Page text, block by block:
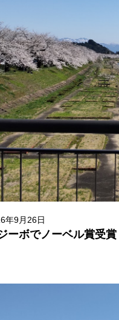
年9月26日
ーボでノーベル賞受賞